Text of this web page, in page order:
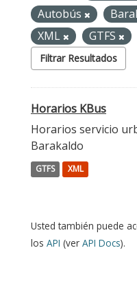
Autobús
XML
GTFS
Filtrar Resultados
Horarios KBus
Horarios servicio
Barakaldo
GTFS XML
Usted también puede
los API (ver API Docs).